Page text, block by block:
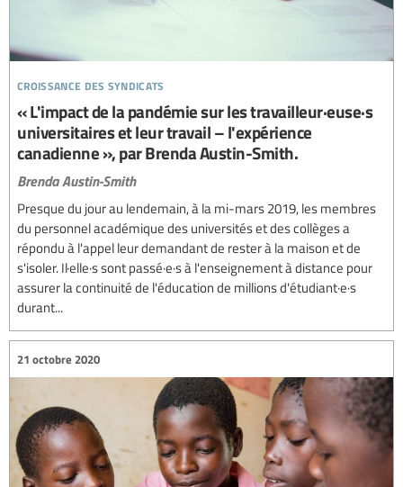
croissance des syndicats
« L'impact de la pandémie sur les travailleur·euse·s
universitaires et leur travail – l'expérience
canadienne », par Brenda Austin-Smith.
Brenda Austin-Smith
Presque du jour au lendemain, à la mi-mars 2019, les membres
du personnel académique des universités et des collèges a
répondu à l'appel leur demandant de rester à la maison et de
s'isoler. Il·elle·s sont passé·e·s à l'enseignement à distance pour
assurer la continuité de l'éducation de millions d'étudiant·e·s
durant...
21 octobre 2020